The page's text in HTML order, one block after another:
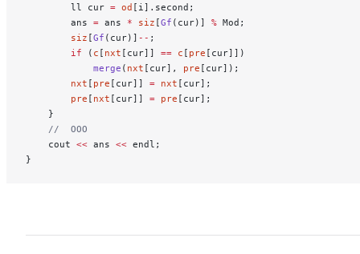
        ll cur
= od [i].second;
        ans
= ans * siz [Gf (cur)] % Mod;
        siz
[Gf (cur)] -- ;
        if
( c [ nxt [cur]] == c [ pre [cur]])
            merge
( nxt [cur], pre [cur]);
        nxt
[ pre [cur]] = nxt [cur];
        pre
[ nxt [cur]] = pre [cur];
    }
    //	OOO
    cout
<< ans << endl;
}